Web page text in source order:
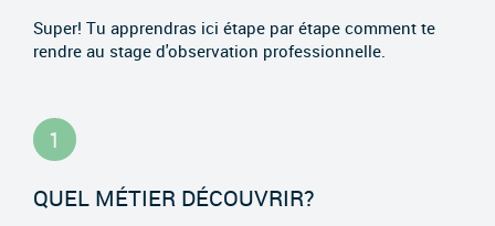
Super! Tu apprendras ici étape par étape comment te
rendre au stage d'observation professionnelle.
1
QUEL MÉTIER DÉCOUVRIR?